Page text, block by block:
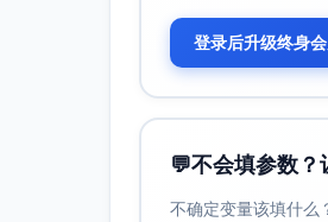
登录后升级终身
💬不会填参数？
不确定变量该填什么